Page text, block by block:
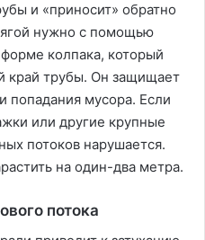
и «приносит» обратно
нужно с помощью
колпака, который
край трубы. Он защищает
попадания мусора. Если
или другие крупные
потоков нарушается.
на один-два метра.
потока